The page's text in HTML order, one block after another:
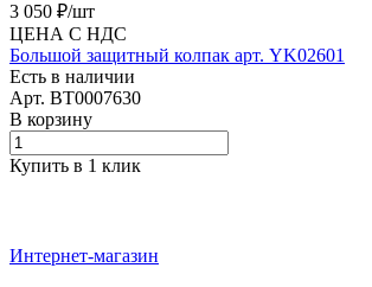
3 050 ₽/шт
ЦЕНА С НДС
Большой защитный колпак арт. YK02601
Есть в наличии
Арт. BT0007630
В корзину
Купить в 1 клик
Интернет-магазин